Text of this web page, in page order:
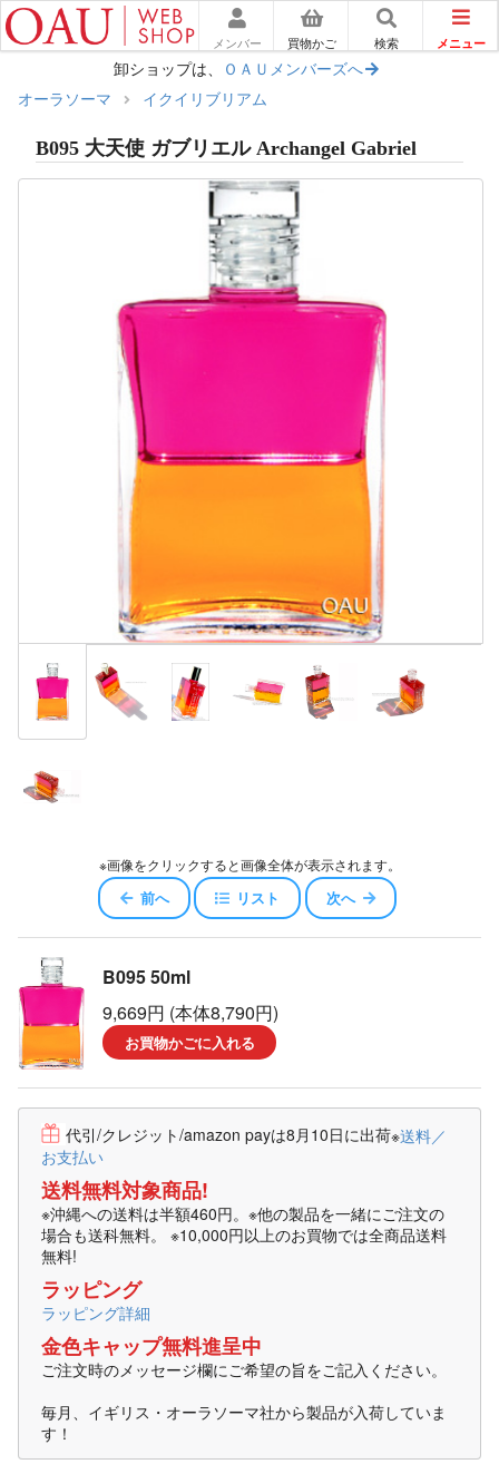
メンバー 買物かご 検索 メニュー
卸ショップは、
ＯＡＵメンバーズへ
オーラソーマ
イクイリブリアム
B095 大天使 ガブリエル Archangel Gabriel
※画像をクリックすると画像全体が表示されます。
前へ リスト 次へ
B095 50ml
9,669円 (本体8,790円)
お買物かごに入れる
代引/クレジット/amazon payは8月10日に出荷※送料／
お支払い
送料無料対象商品!
※沖縄への送料は半額460円。※他の製品を一緒にご注文の
場合も送科無料。 ※10,000円以上のお買物では全商品送料
無料!
ラッピング
ラッピング詳細
金色キャップ無料進呈中
ご注文時のメッセージ欄にご希望の旨をご記入ください。
毎月、イギリス・オーラソーマ社から製品が入荷していま
す！